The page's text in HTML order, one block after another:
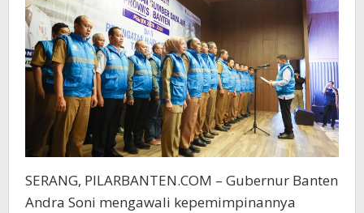
Air
Terpadu
SERANG, PILARBANTEN.COM – Gubernur Banten
Andra Soni mengawali kepemimpinannya